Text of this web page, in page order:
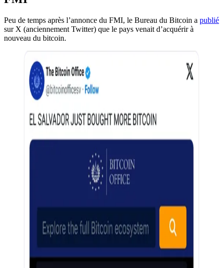
Peu de temps après l’annonce du FMI, le Bureau du Bitcoin a publié
sur X (anciennement Twitter) que le pays venait d’acquérir à
nouveau du bitcoin.